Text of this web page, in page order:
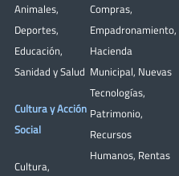
Animales,
Deportes,
Educación,
Sanidad y Salud
Cultura y Acción
Social
Cultura,
Compras,
Empadronamiento,
Hacienda
Municipal, Nuevas
Tecnologías,
Patrimonio,
Recursos
Humanos, Rentas